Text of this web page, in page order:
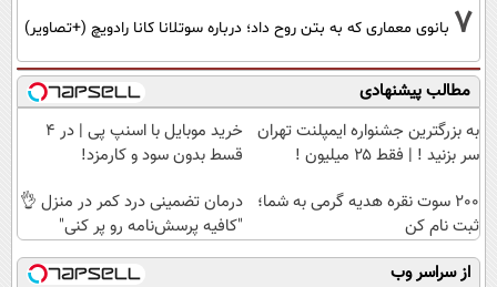
7 بانوی معماری که به بتن روح داد؛ درباره سوتلانا کانا رادویچ (+تصاویر)
مطالب پیشنهادی
به بزرگترین جشنواره ایمپلنت تهران
سر بزنید ! | فقط ۲۵ میلیون !
خرید موبایل با اسنپ پی | در ۴
قسط بدون سود و کارمزد!
200 سوت نقره هدیه گرمی به شما؛
ثبت نام کن
درمان تضمینی درد کمر در منزل 👌
"کافیه پرسش‌نامه رو پر کنی"
از سراسر وب